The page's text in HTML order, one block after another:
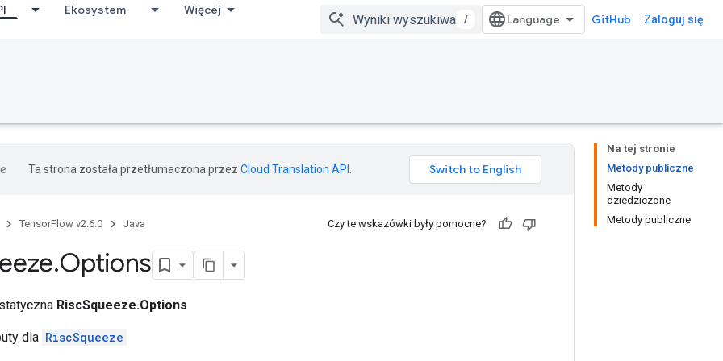
Ekosystem Więcej
/ GitHub Zaloguj się
Na tej stronie
Metody publiczne
Metody
dziedziczone
Metody publiczne
Ta strona została przetłumaczona przez Cloud Translation API
TensorFlow v2.6.0 Java Czy te wskazówki były pomocne?
.Options
RiscSqueeze.Options
dla RiscSqueeze